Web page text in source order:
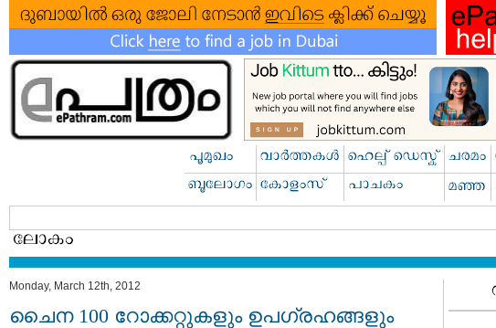
Monday, March 12th, 2012
ചൈന 100 റോക്കറ്റുകളും ഉപഗ്രഹങ്ങളും